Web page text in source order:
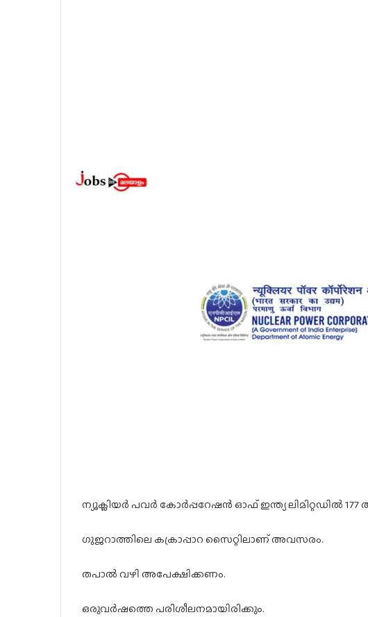
ന്യൂക്ലിയർ പവർ കോർപ്പറേഷൻ ഓഫ് ഇന്ത്യ ലിമിറ്റഡിൽ 177
ഗുജറാത്തിലെ കക്രാപ്പാറ സൈറ്റിലാണ് അവസരം.
തപാൽ വഴി അപേക്ഷിക്കണം.
ഒരുവർഷത്തെ പരിശീലനമായിരിക്കും.